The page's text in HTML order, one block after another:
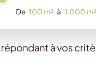
De 100 m² à 1.000
répondant à vos